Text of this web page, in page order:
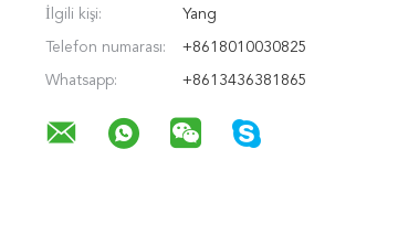
İlgili kişi: Yang
Telefon numarası: +8618010030825
Whatsapp: +8613436381865